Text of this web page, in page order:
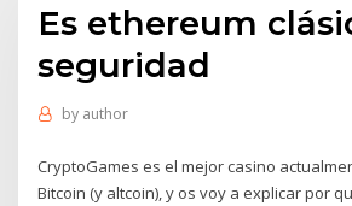
Es ethereum
seguridad
by author
CryptoGames es el mejor casino
Bitcoin (y altcoin), y os voy a explicar por